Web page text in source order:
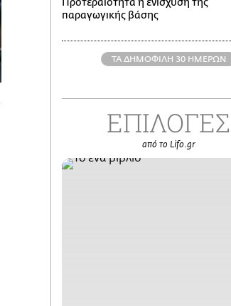
Προτεραιότητα η ενίσχυση της
παραγωγικής βάσης
ΤΑ ΔΗΜΟΦΙΛΗ 30 ΗΜΕΡΩΝ
ΕΠΙΛΟΓΕΣ
από το Lifo.gr